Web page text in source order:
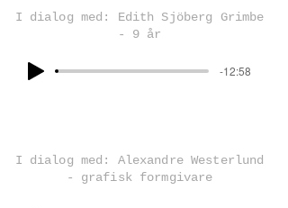
I dialog med: Edith Sjöberg Grimbe
- 9 år
-12:58
I dialog med: Alexandre Westerlund
- grafisk formgivare